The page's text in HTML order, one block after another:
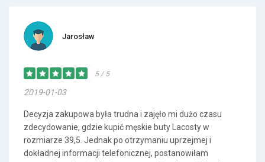
Jarosław
5 / 5
2019-01-03
Decyzja zakupowa była trudna i zajęło mi dużo czasu
zdecydowanie, gdzie kupić męskie buty Lacosty w
rozmiarze 39,5. Jednak po otrzymaniu uprzejmej i
dokładnej informacji telefonicznej, postanowiłam